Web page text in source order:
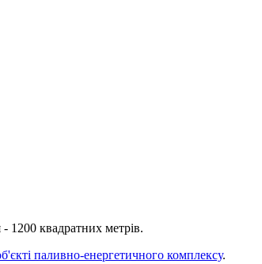
квадратних метрів.
паливно-енергетичного комплексу.